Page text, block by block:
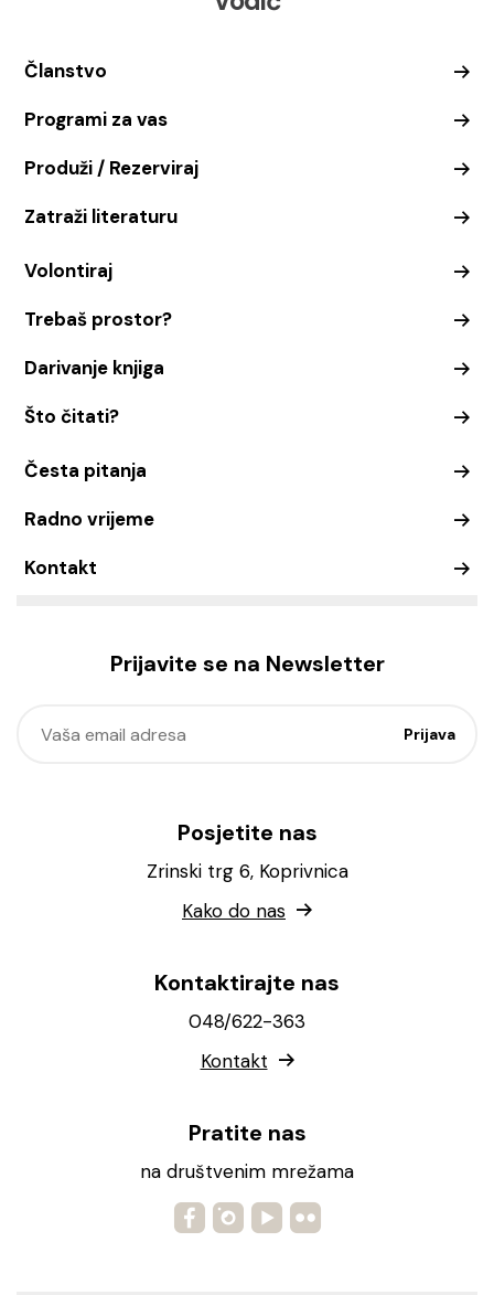
Članstvo
Programi za vas
Produži / Rezerviraj
Zatraži literaturu
Volontiraj
Trebaš prostor?
Darivanje knjiga
Što čitati?
Česta pitanja
Radno vrijeme
Kontakt
Prijavite se na Newsletter
Posjetite nas
Zrinski trg 6, Koprivnica
Kako do nas
Kontaktirajte nas
048/622-363
Kontakt
Pratite nas
na društvenim mrežama